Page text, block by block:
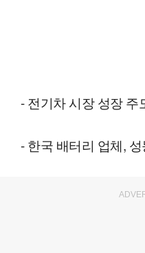
- 전기차 시장 성장 주
- 한국 배터리 업체,